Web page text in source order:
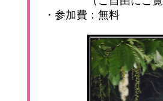
・参加費：無料